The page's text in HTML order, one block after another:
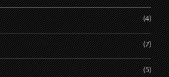
(4)
(7)
(5)